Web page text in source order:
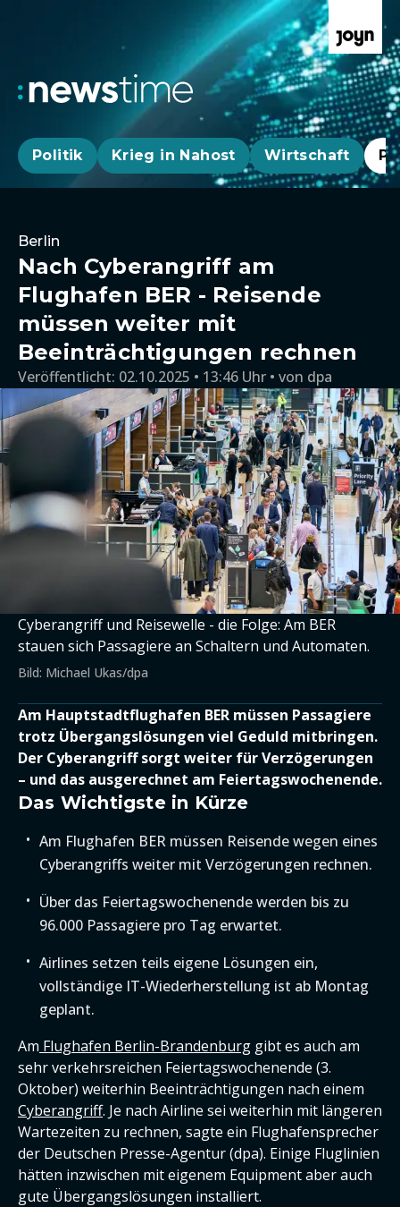
Politik Krieg in Nahost Wirtschaft
Berlin
Nach Cyberangriff am
Flughafen BER - Reisende
müssen weiter mit
Beeinträchtigungen rechnen
Veröffentlicht: 02.10.2025 • 13:46 Uhr von dpa
Cyberangriff und Reisewelle - die Folge: Am BER
stauen sich Passagiere an Schaltern und Automaten.
Bild: Michael Ukas/dpa
Am Hauptstadtflughafen BER müssen Passagiere
trotz Übergangslösungen viel Geduld mitbringen.
Der Cyberangriff sorgt weiter für Verzögerungen
– und das ausgerechnet am Feiertagswochenende.
Das Wichtigste in Kürze
Am Flughafen BER müssen Reisende wegen eines
Cyberangriffs weiter mit Verzögerungen rechnen.
Über das Feiertagswochenende werden bis zu
96.000 Passagiere pro Tag erwartet.
Airlines setzen teils eigene Lösungen ein,
vollständige IT-Wiederherstellung ist ab Montag
geplant.
Am Flughafen Berlin-Brandenburg gibt es auch am
sehr verkehrsreichen Feiertagswochenende (3.
Oktober) weiterhin Beeinträchtigungen nach einem
Cyberangriff. Je nach Airline sei weiterhin mit längeren
Wartezeiten zu rechnen, sagte ein Flughafensprecher
der Deutschen Presse-Agentur (dpa). Einige Fluglinien
hätten inzwischen mit eigenem Equipment aber auch
gute Übergangslösungen installiert.